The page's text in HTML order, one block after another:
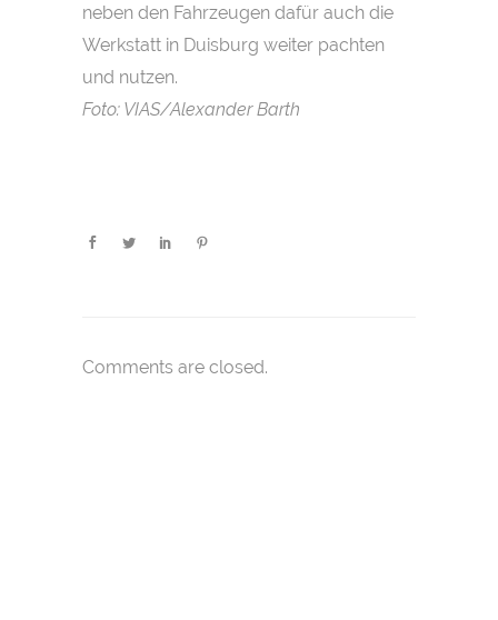
neben den Fahrzeugen dafür auch die
Werkstatt in Duisburg weiter pachten
und nutzen.
Foto: VIAS/Alexander Barth
Comments are closed.